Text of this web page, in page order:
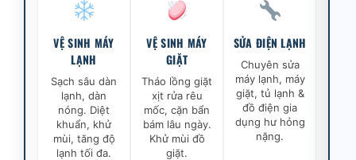
VỆ SINH MÁY
LẠNH
Sạch sâu dàn
lạnh, dàn
nóng. Diệt
khuẩn, khử
mùi, tăng độ
lạnh tối đa.
VỆ SINH MÁY
GIẶT
Tháo lồng giặt
xịt rửa rêu
mốc, cặn bẩn
bám lâu ngày.
Khử mùi đồ
giặt.
SỬA ĐIỆN LẠNH
Chuyên sửa
máy lạnh, máy
giặt, tủ lạnh &
đồ điện gia
dụng hư hỏng
nặng.